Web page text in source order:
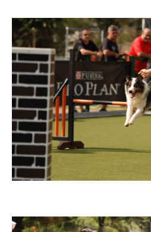
Imatge
Imatge